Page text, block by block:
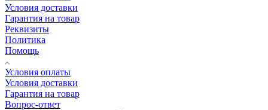
Условия доставки
Гарантия на товар
Реквизиты
Политика
Помощь
Условия оплаты
Условия доставки
Гарантия на товар
Вопрос-ответ